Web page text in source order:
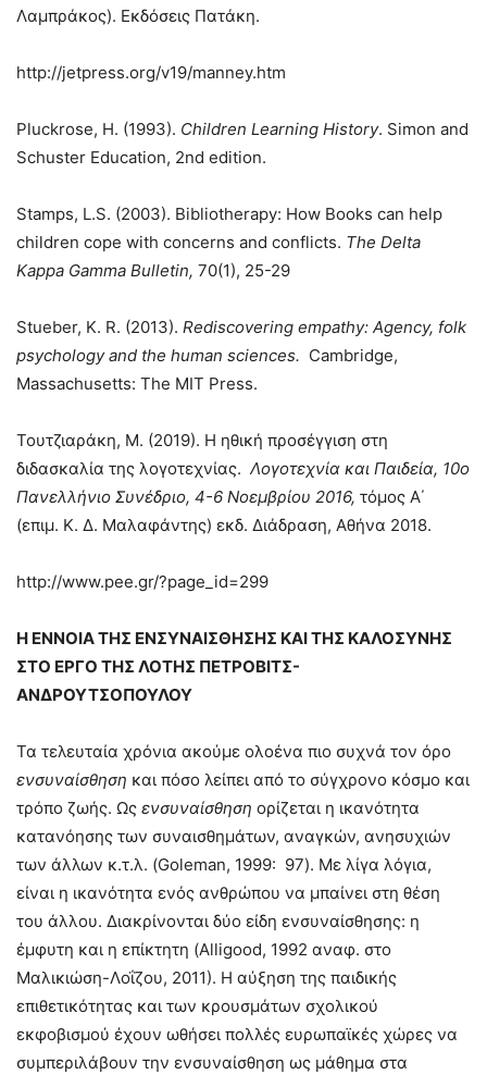
Λαμπράκος). Εκδόσεις Πατάκη.
http://jetpress.org/v19/manney.htm
Pluckrose, Η. (1993). Children Learning History. Simon and
Schuster Education, 2nd edition.
Stamps, L.S. (2003). Bibliotherapy: How Books can help
children cope with concerns and conflicts. The Delta
Kappa Gamma Bulletin, 70(1), 25-29
Stueber, K. R. (2013). Rediscovering empathy: Agency, folk
psychology and the human sciences. Cambridge,
Massachusetts: The MIT Press.
Τουτζιαράκη, Μ. (2019). Η ηθική προσέγγιση στη
διδασκαλία της λογοτεχνίας. Λογοτεχνία και Παιδεία, 10ο
Πανελλήνιο Συνέδριo, 4-6 Νοεμβρίου 2016, τόμος Α΄
(επιμ. Κ. Δ. Μαλαφάντης) εκδ. Διάδραση, Αθήνα 2018.
http://www.pee.gr/?page_id=299
Η ΕΝΝΟΙΑ ΤΗΣ ΕΝΣΥΝΑΙΣΘΗΣΗΣ ΚΑΙ ΤΗΣ ΚΑΛΟΣΥΝΗΣ
ΣΤΟ ΕΡΓΟ ΤΗΣ ΛΟΤΗΣ ΠΕΤΡΟΒΙΤΣ-
ΑΝΔΡΟΥΤΣΟΠΟΥΛΟΥ
Τα τελευταία χρόνια ακούμε ολοένα πιο συχνά τον όρο
ενσυναίσθηση και πόσο λείπει από το σύγχρονο κόσμο και
τρόπο ζωής. Ως ενσυναίσθηση ορίζεται η ικανότητα
κατανόησης των συναισθημάτων, αναγκών, ανησυχιών
των άλλων κ.τ.λ. (Goleman, 1999: 97). Με λίγα λόγια,
είναι η ικανότητα ενός ανθρώπου να μπαίνει στη θέση
του άλλου. Διακρίνονται δύο είδη ενσυναίσθησης: η
έμφυτη και η επίκτητη (Alligood, 1992 αναφ. στο
Μαλικιώση-Λοΐζου, 2011). Η αύξηση της παιδικής
επιθετικότητας και των κρουσμάτων σχολικού
εκφοβισμού έχουν ωθήσει πολλές ευρωπαϊκές χώρες να
συμπεριλάβουν την ενσυναίσθηση ως μάθημα στα